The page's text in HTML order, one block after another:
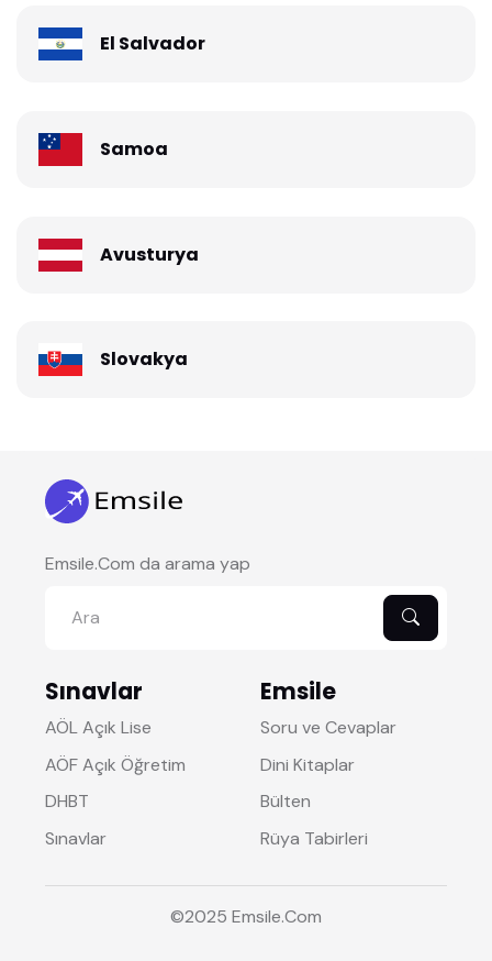
El Salvador
Samoa
Avusturya
Slovakya
Emsile.Com da arama yap
Sınavlar
AÖL Açık Lise
AÖF Açık Öğretim
DHBT
Sınavlar
Emsile
Soru ve Cevaplar
Dini Kitaplar
Bülten
Rüya Tabirleri
©2025 Emsile.Com